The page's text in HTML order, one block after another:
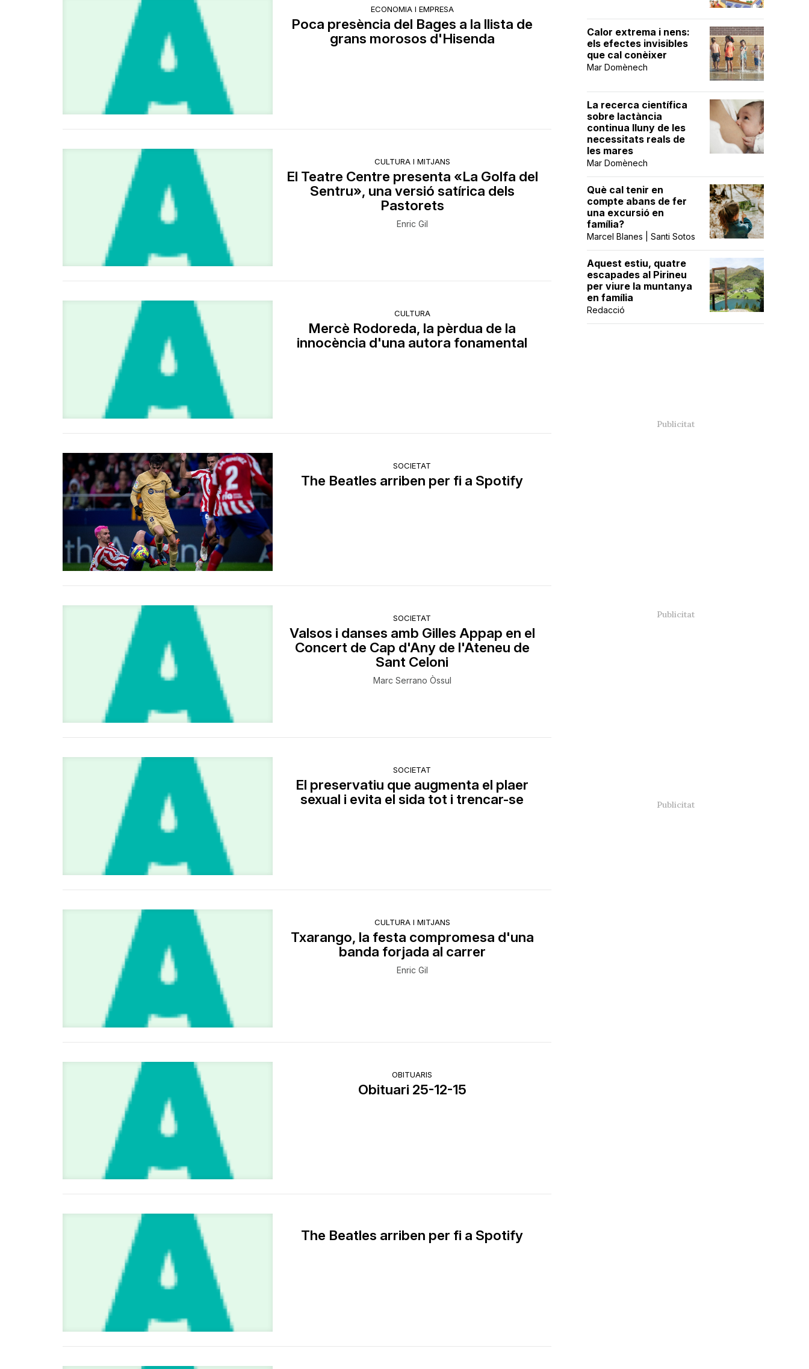
ECONOMIA I EMPRESA
Poca presència del Bages a la llista de
grans morosos d'Hisenda
CULTURA I MITJANS
El Teatre Centre presenta «La Golfa del
Sentru», una versió satírica dels
Pastorets
Enric Gil
CULTURA
Mercè Rodoreda, la pèrdua de la
innocència d'una autora fonamental
SOCIETAT
The Beatles arriben per fi a Spotify
SOCIETAT
Valsos i danses amb Gilles Appap en el
Concert de Cap d'Any de l'Ateneu de
Sant Celoni
Marc Serrano Òssul
SOCIETAT
El preservatiu que augmenta el plaer
sexual i evita el sida tot i trencar-se
CULTURA I MITJANS
Txarango, la festa compromesa d'una
banda forjada al carrer
Enric Gil
OBITUARIS
Obituari 25-12-15
The Beatles arriben per fi a Spotify
Calor extrema i nens:
els efectes invisibles
que cal conèixer
Mar Domènech
La recerca científica
sobre lactància
continua lluny de les
necessitats reals de
les mares
Mar Domènech
Què cal tenir en
compte abans de fer
una excursió en
família?
Marcel Blanes | Santi Sotos
Aquest estiu, quatre
escapades al Pirineu
per viure la muntanya
en família
Redacció